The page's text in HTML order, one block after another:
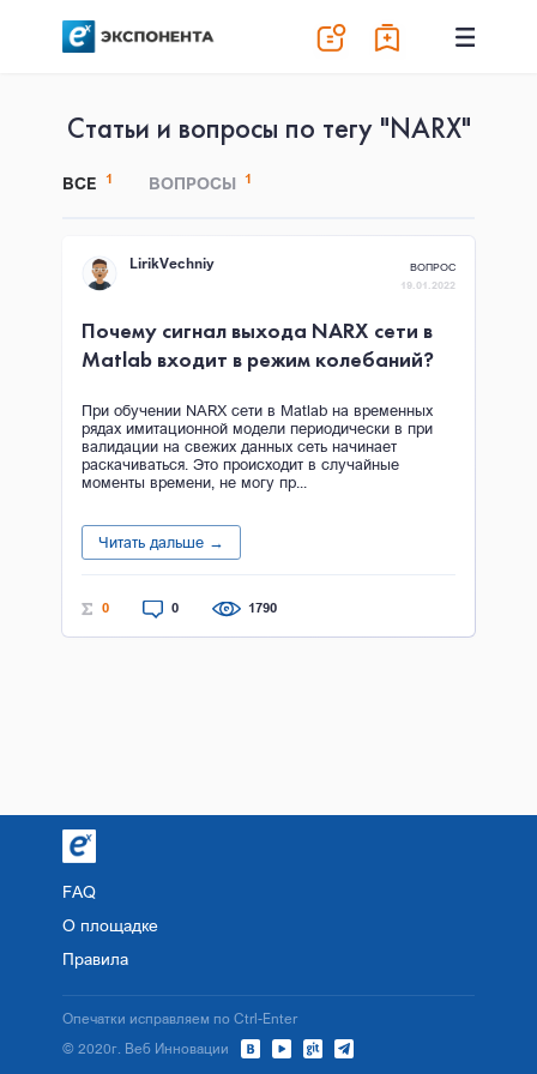
Статьи и вопросы по тегу "NARX"
ВСЕ 1 ВОПРОСЫ 1
ВОПРОС
19.01.2022
LirikVechniy
Почему сигнал выхода NARX сети в
Matlab входит в режим колебаний?
При обучении NARX сети в Matlab на временных
рядах имитационной модели периодически в при
валидации на свежих данных сеть начинает
раскачиваться. Это происходит в случайные
моменты времени, не могу пр...
Читать дальше →
0 0 1790
FAQ
О площадке
Правила
© 2020г. Веб Инновации
Опечатки исправляем по Ctrl-Enter